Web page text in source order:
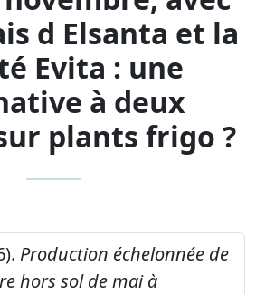
d Elsanta et la
Evita : une
à deux
plants frigo ?
Production échelonnée de
hors sol de mai à